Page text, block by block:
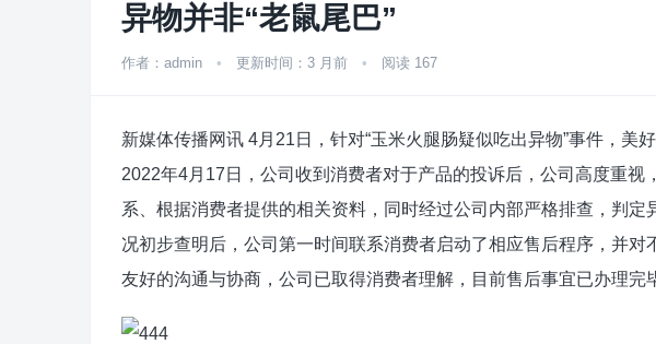
异物并非“老鼠尾巴”
作者：admin • 更新时间：3 月前 • 阅读 167
新媒体传播网讯 4月21日，针对“玉米火腿肠疑似吃出异物”事件，美
2022年4月17日，公司收到消费者对于产品的投诉后，公司高度重视
系、根据消费者提供的相关资料，同时经过公司内部严格排查，判定
况初步查明后，公司第一时间联系消费者启动了相应售后程序，并
友好的沟通与协商，公司已取得消费者理解，目前售后事宜已办理完